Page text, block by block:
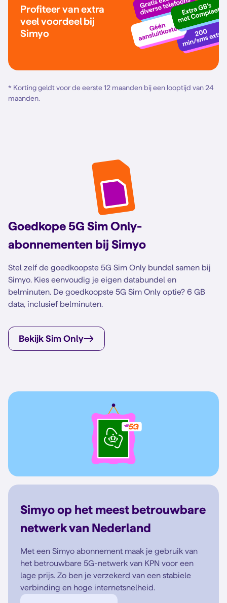
Profiteer van extra
veel voordeel bij
Simyo
* Korting geldt voor de eerste 12 maanden bij een looptijd van 24
maanden.
Goedkope 5G Sim Only-
abonnementen bij Simyo
Stel zelf de goedkoopste 5G Sim Only bundel samen bij
Simyo. Kies eenvoudig je eigen databundel en
belminuten. De goedkoopste 5G Sim Only optie? 6 GB
data, inclusief belminuten.
Bekijk Sim Only
Simyo op het meest betrouwbare
netwerk van Nederland
Met een Simyo abonnement maak je gebruik van
het betrouwbare 5G-netwerk van KPN voor een
lage prijs. Zo ben je verzekerd van een stabiele
verbinding en hoge internetsnelheid.